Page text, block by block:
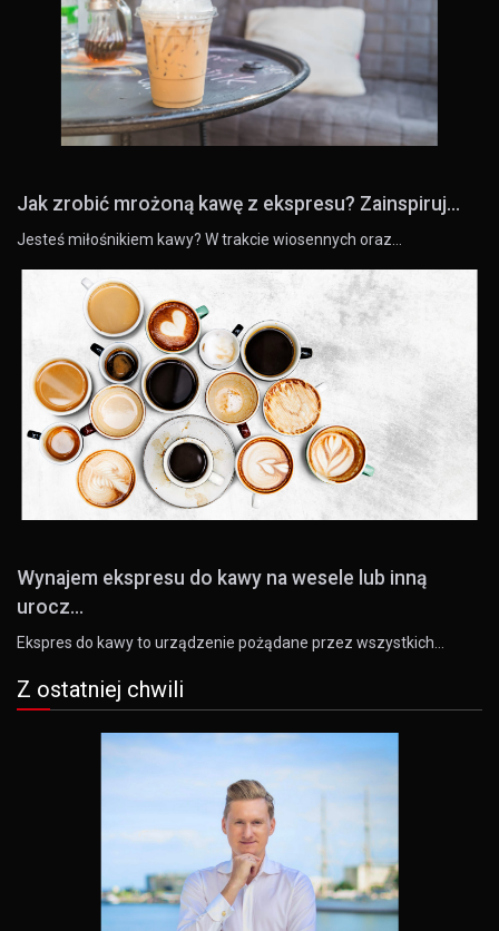
Jak zrobić mrożoną kawę z ekspresu? Zainspiruj...
Jesteś miłośnikiem kawy? W trakcie wiosennych oraz…
Wynajem ekspresu do kawy na wesele lub inną
urocz...
Ekspres do kawy to urządzenie pożądane przez wszystkich…
Z ostatniej chwili